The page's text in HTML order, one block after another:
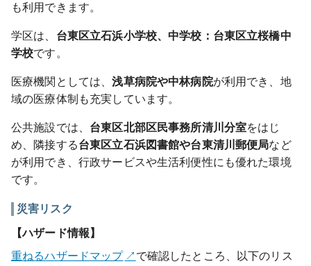
も利用できます。
学区は、 台東区立石浜小学校、中学校：台東区立桜橋中
学校です。
医療機関としては、浅草病院や中林病院が利用でき、地
域の医療体制も充実しています。
公共施設では、 台東区北部区民事務所清川分室をはじ
め、隣接する台東区立石浜図書館や台東清川郵便局など
が利用でき、行政サービスや生活利便性にも優れた環境
です。
災害リスク
【ハザード情報】
重ねるハザードマップ
で確認したところ、以下のリス